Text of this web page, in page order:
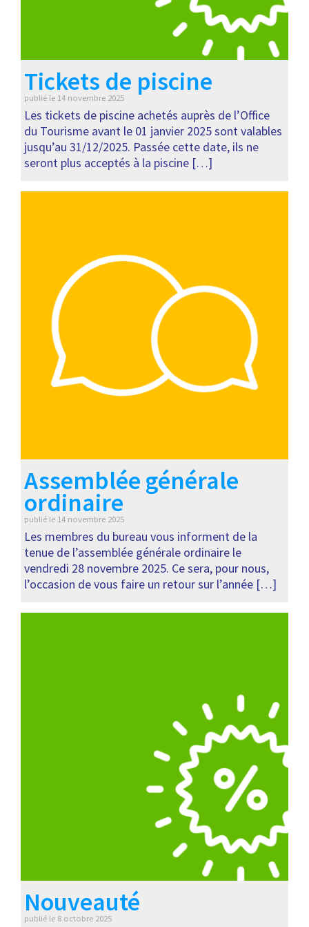
Tickets de piscine
publié le 14 novembre 2025
Les tickets de piscine achetés auprès de l’Office
du Tourisme avant le 01 janvier 2025 sont valables
jusqu’au 31/12/2025. Passée cette date, ils ne
seront plus acceptés à la piscine […]
Assemblée générale
ordinaire
publié le 14 novembre 2025
Les membres du bureau vous informent de la
tenue de l’assemblée générale ordinaire le
vendredi 28 novembre 2025. Ce sera, pour nous,
l’occasion de vous faire un retour sur l’année […]
Nouveauté
publié le 8 octobre 2025